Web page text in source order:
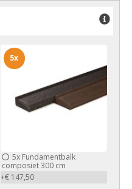
5xFundamentbalk
composiet 300 cm
+€ 147,50
5x